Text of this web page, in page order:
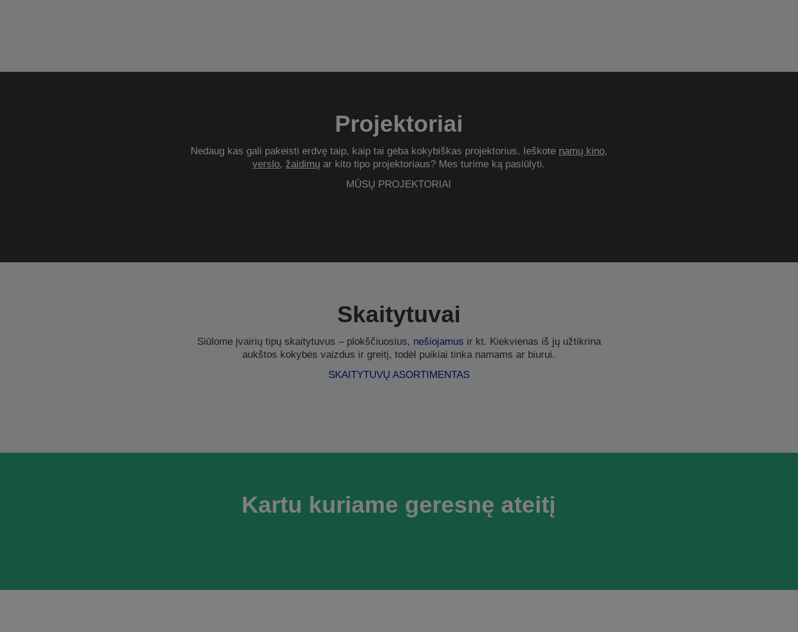
Projektoriai
Nedaug kas gali pakeisti erdvę taip, kaip tai geba kokybiškas projektorius. Ieškote namų kino,
verslo,žaidimų ar kito tipo projektoriaus? Mes turime ką pasiūlyti.
MŪSŲ PROJEKTORIAI
Skaitytuvai
Siūlome įvairių tipų skaitytuvus – plokščiuosius, nešiojamus ir kt. Kiekvienas iš jų užtikrina
aukštos kokybės vaizdus ir greitį, todėl puikiai tinka namams ar biurui.
SKAITYTUVŲ ASORTIMENTAS
Kartu kuriame geresnę ateitį